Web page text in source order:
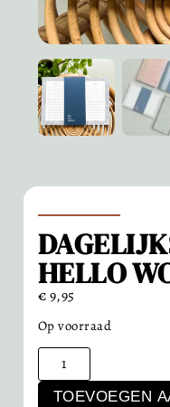
HELLO
€9,95
Op voorraad
TOEVOEGEN